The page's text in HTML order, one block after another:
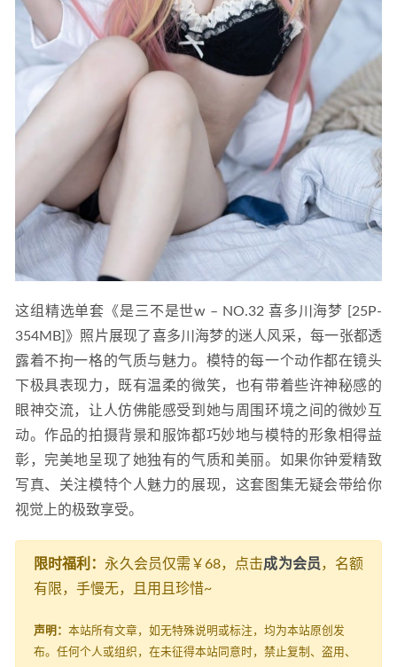
这组精选单套《是三不是世w – NO.32 喜多川海梦 [25P-
354MB]》照片展现了喜多川海梦的迷人风采，每一张都透
露着不拘一格的气质与魅力。模特的每一个动作都在镜头
下极具表现力，既有温柔的微笑，也有带着些许神秘感的
眼神交流，让人仿佛能感受到她与周围环境之间的微妙互
动。作品的拍摄背景和服饰都巧妙地与模特的形象相得益
彰，完美地呈现了她独有的气质和美丽。如果你钟爱精致
写真、关注模特个人魅力的展现，这套图集无疑会带给你
视觉上的极致享受。
限时福利： 永久会员仅需￥68，点击成为会员，名额
有限，手慢无，且用且珍惜~
声明： 本站所有文章，如无特殊说明或标注，均为本站原创发
布。任何个人或组织，在未征得本站同意时，禁止复制、盗用、